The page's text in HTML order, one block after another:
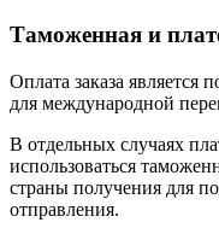
Таможенная и
Оплата заказа является
для международной
В отдельных случаях
использоваться
страны получения для
отправления.